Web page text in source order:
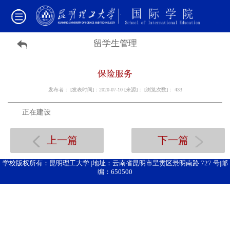
留学生管理
保险服务
发布者： [发表时间]：2020-07-10 [来源]： [浏览次数]： 433
正在建设
上一篇 下一篇
学校版权所有：昆明理工大学 |地址：云南省昆明市呈贡区景明南路 727 号|邮
编：650500